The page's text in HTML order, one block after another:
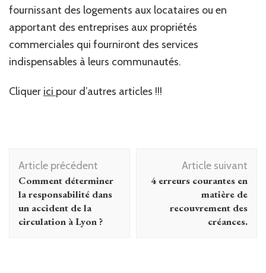
fournissant des logements aux locataires ou en
apportant des entreprises aux propriétés
commerciales qui fourniront des services
indispensables à leurs communautés.
Cliquer ici pour d’autres articles !!!
Navigation
d'article
Article précédent
Comment déterminer
la responsabilité dans
un accident de la
circulation à Lyon ?
Article suivant
4 erreurs courantes en
matière de
recouvrement des
créances.